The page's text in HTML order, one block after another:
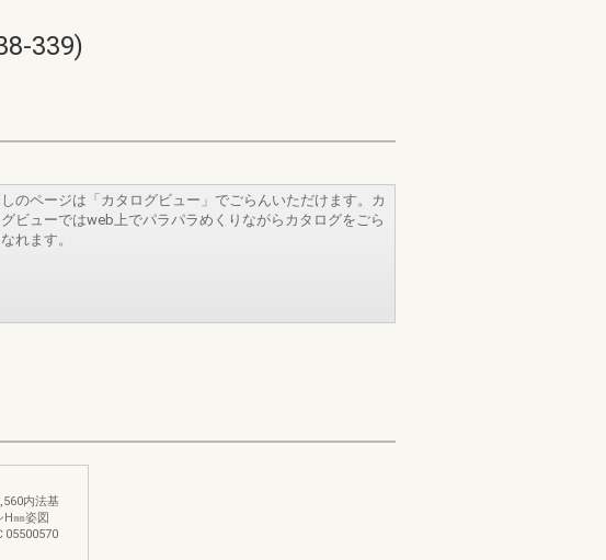
339)
のページは「カタログビュー」でごらんいただけます。カ
グビューではweb上でパラパラめくりながらカタログをごら
れます。
内法基
H㎜姿図
05500570